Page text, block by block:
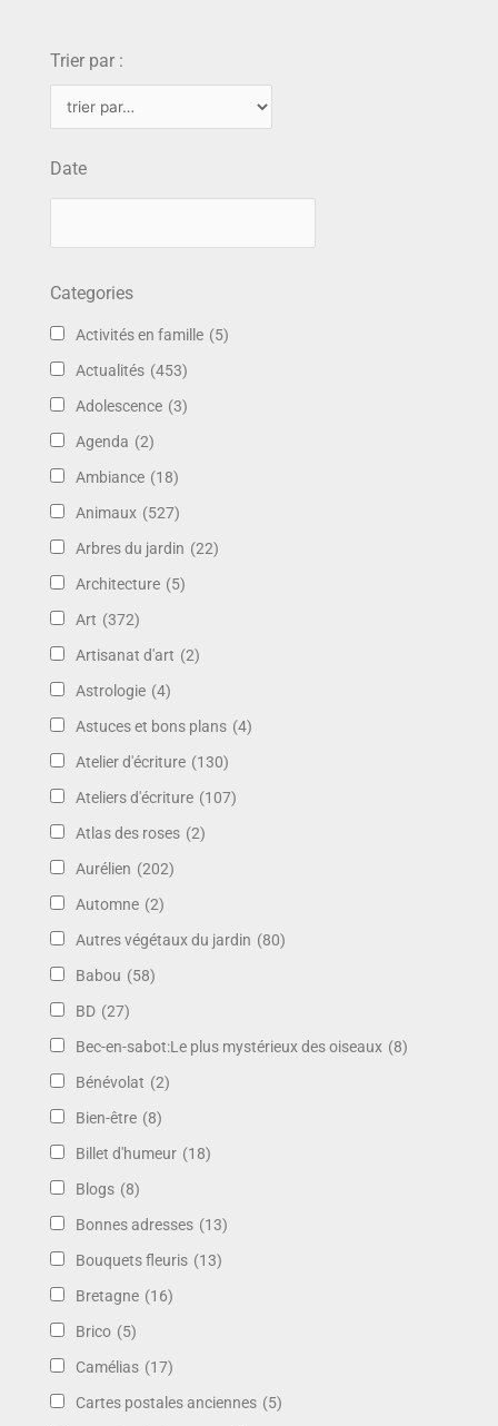
Trier par :
Date
Categories
Activités en famille (5)
Actualités (453)
Adolescence (3)
Agenda (2)
Ambiance (18)
Animaux (527)
Arbres du jardin (22)
Architecture (5)
Art (372)
Artisanat d'art (2)
Astrologie (4)
Astuces et bons plans (4)
Atelier d'écriture (130)
Ateliers d'écriture (107)
Atlas des roses (2)
Aurélien (202)
Automne (2)
Autres végétaux du jardin (80)
Babou (58)
BD (27)
Bec-en-sabot:Le plus mystérieux des oiseaux (8)
Bénévolat (2)
Bien-être (8)
Billet d'humeur (18)
Blogs (8)
Bonnes adresses (13)
Bouquets fleuris (13)
Bretagne (16)
Brico (5)
Camélias (17)
Cartes postales anciennes (5)